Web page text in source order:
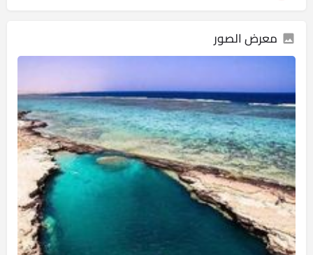
معرض الصور